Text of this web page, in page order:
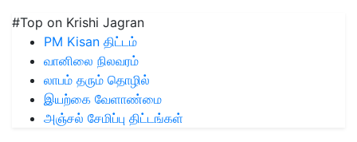
#Top on Krishi Jagran
PM Kisan திட்டம்
வானிலை நிலவரம்
லாபம் தரும் தொழில்
இயற்கை வேளாண்மை
அஞ்சல் சேமிப்பு திட்டங்கள்